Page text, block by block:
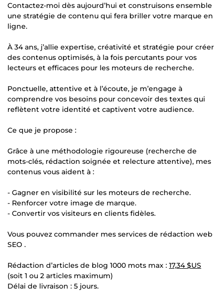
Contactez-moi dès aujourd’hui et construisons ensemble
une stratégie de contenu qui fera briller votre marque en
ligne.
À 34 ans, j’allie expertise, créativité et stratégie pour créer
des contenus optimisés, à la fois percutants pour vos
lecteurs et efficaces pour les moteurs de recherche.
Ponctuelle, attentive et à l’écoute, je m’engage à
comprendre vos besoins pour concevoir des textes qui
reflètent votre identité et captivent votre audience.
Ce que je propose :
Grâce à une méthodologie rigoureuse (recherche de
mots-clés, rédaction soignée et relecture attentive), mes
contenus vous aident à :
- Gagner en visibilité sur les moteurs de recherche.
- Renforcer votre image de marque.
- Convertir vos visiteurs en clients fidèles.
Vous pouvez commander mes services de rédaction web
SEO .
Rédaction d’articles de blog 1000 mots max : 17,34 $US
(soit 1 ou 2 articles maximum)
Délai de livraison : 5 jours.